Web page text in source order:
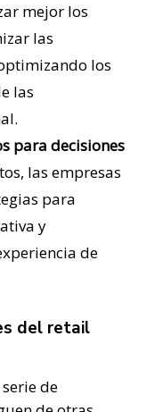
mejor los
las
los
las
para decisiones
las empresas
para
y
de
del retail
de